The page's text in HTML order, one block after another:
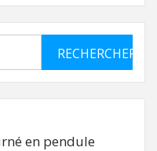
en pendule